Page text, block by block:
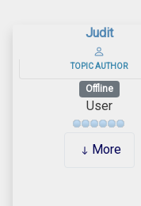
Judit
TOPIC AUTHOR
Offline
User
More